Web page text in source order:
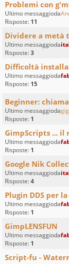
Problemi con
Ultimo messaggioda
Risposte: 11
Dividere a metà
Ultimo messaggioda
Risposte:3
Difficoltà
Ultimo messaggioda
Risposte: 15
Beginner:
Ultimo messaggioda
Risposte: 1
GimpScripts ... il
Ultimo messaggioda
Risposte: 1
Google Nik
Ultimo messaggioda
Risposte:4
Plugin DDS per
Ultimo messaggioda
Risposte: 1
GimpLENSFUN
Ultimo messaggioda
Risposte: 1
Script-fu -